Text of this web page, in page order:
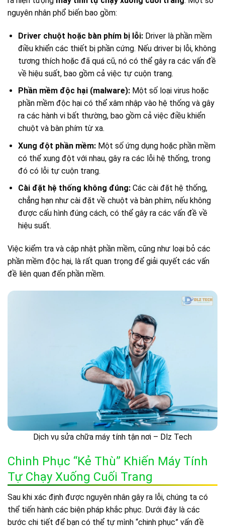
nguyên nhân phổ biến bao gồm:
Driver chuột hoặc bàn phím bị lỗi:Driver là phần mềm
điều khiển các thiết bị phần cứng. Nếu driver bị lỗi, không
tương thích hoặc đã quá cũ, nó có thể gây ra các vấn đề
về hiệu suất, bao gồm cả việc tự cuộn trang.
Phần mềm độc hại (malware):Một số loại virus hoặc
phần mềm độc hại có thể xâm nhập vào hệ thống và gây
ra các hành vi bất thường, bao gồm cả việc điều khiển
chuột và bàn phím từ xa.
Xung đột phần mềm:Một số ứng dụng hoặc phần mềm
có thể xung đột với nhau, gây ra các lỗi hệ thống, trong
đó có lỗi tự cuộn trang.
Cài đặt hệ thống không đúng:Các cài đặt hệ thống,
chẳng hạn như cài đặt về chuột và bàn phím, nếu không
được cấu hình đúng cách, có thể gây ra các vấn đề về
hiệu suất.
Việc kiểm tra và cập nhật phần mềm, cũng như loại bỏ các
phần mềm độc hại, là rất quan trọng để giải quyết các vấn
đề liên quan đến phần mềm.
Dịch vụ sửa chữa máy tính tận nơi – Dlz Tech
Chinh Phục “kẻ Thù” Khiến Máy Tính
Tự Chạy Xuống Cuối Trang
Sau khi xác định được nguyên nhân gây ra lỗi, chúng ta có
thể tiến hành các biện pháp khắc phục. Dưới đây là các
bước chi tiết để bạn có thể tự mình “chinh phục” vấn đề